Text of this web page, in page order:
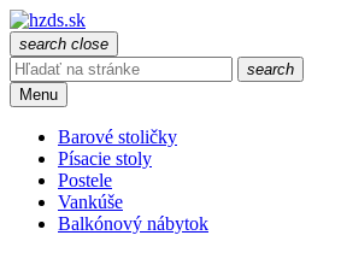
search close
search
Menu
Barové stoličky
Písacie stoly
Postele
Vankúše
Balkónový nábytok